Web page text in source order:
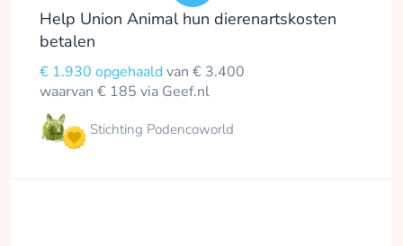
Help Union Animal hun dierenartskosten
betalen
€ 1.930 opgehaaldvan € 3.400
waarvan € 185 via Geef.nl
Stichting Podencoworld